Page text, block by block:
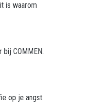
is waarom
COMMEN.
op je angst